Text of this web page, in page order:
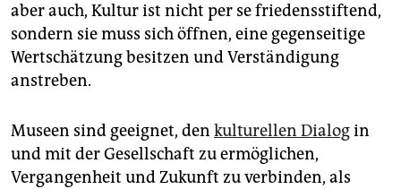
aber auch, Kultur ist nicht per se friedensstiftend,
sondern sie muss sich öffnen, eine gegenseitige
Wertschätzung besitzen und Verständigung
anstreben.
Museen sind geeignet, den kulturellen Dialogin
und mit der Gesellschaft zu ermöglichen,
Vergangenheit und Zukunft zu verbinden, als